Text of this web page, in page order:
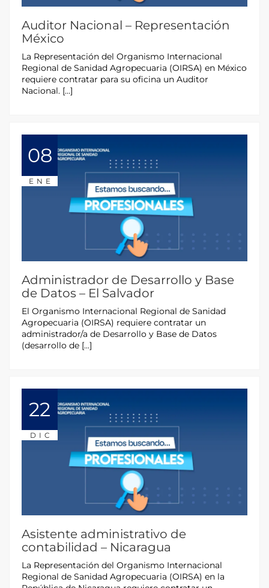
Auditor Nacional – Representación
México
La Representación del Organismo Internacional
Regional de Sanidad Agropecuaria (OIRSA) en México
requiere contratar para su oficina un Auditor
Nacional. […]
08
ENE
Administrador de Desarrollo y Base
de Datos – El Salvador
El Organismo Internacional Regional de Sanidad
Agropecuaria (OIRSA) requiere contratar un
administrador/a de Desarrollo y Base de Datos
(desarrollo de […]
22
DIC
Asistente administrativo de
contabilidad – Nicaragua
La Representación del Organismo Internacional
Regional de Sanidad Agropecuaria (OIRSA) en la